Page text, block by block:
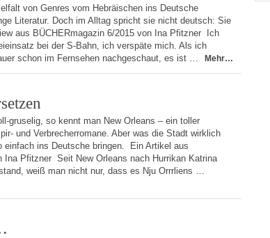
von Genres vom Hebräischen ins Deutsche
Literatur. Doch im Alltag spricht sie nicht deutsch: Sie
aus BÜCHERmagazin 6/2015 von Ina Pfitzner Ich
bei der S-Bahn, ich verspäte mich. Als ich
schon im Fernsehen nachgeschaut, es ist …
Mehr…
gruselig, so kennt man New Orleans – ein toller
und Verbrecherromane. Aber was die Stadt wirklich
ins Deutsche bringen. Ein Artikel aus
Ina Pfitzner Seit New Orleans nach Hurrikan Katrina
weiß man nicht nur, dass es Nju Orrrliens …